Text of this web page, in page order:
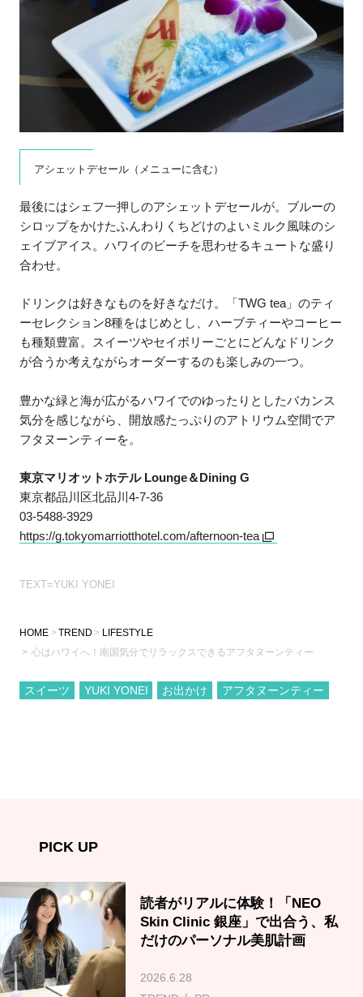
アシェットデセール（メニューに含む）
最後にはシェフ一押しのアシェットデセールが。ブルーの
シロップをかけたふんわりくちどけのよいミルク風味のシ
ェイブアイス。ハワイのビーチを思わせるキュートな盛り
合わせ。
ドリンクは好きなものを好きなだけ。「TWG tea」のティ
ーセレクション8種をはじめとし、ハーブティーやコーヒー
も種類豊富。スイーツやセイボリーごとにどんなドリンク
が合うか考えながらオーダーするのも楽しみの一つ。
豊かな緑と海が広がるハワイでのゆったりとしたバカンス
気分を感じながら、開放感たっぷりのアトリウム空間でア
フタヌーンティーを。
東京マリオットホテル Lounge＆Dining G
東京都品川区北品川4-7-36
03-5488-3929
https://g.tokyomarriotthotel.com/afternoon-tea
TEXT=YUKI YONEI
HOME TREND
LIFESTYLE
心はハワイへ！南国気分でリラックスできるアフタヌーンティー
スイーツ YUKI YONEI お出かけ アフタヌーンティー
PICK UP
読者がリアルに体験！「NEO
Skin Clinic 銀座」で出合う、私
だけのパーソナル美肌計画
2026.6.28